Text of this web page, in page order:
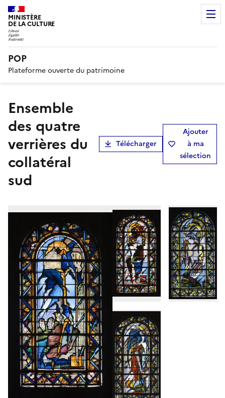
MINISTÈRE
DE LA CULTURE
POP
Plateforme ouverte du patrimoine
Ensemble
des quatre
verrières du
collatéral
sud
Télécharger
Ajouter
à ma
sélection